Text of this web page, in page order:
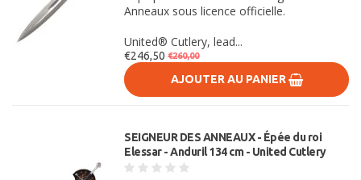
Anneaux sous licence officielle.
United® Cutlery, lead...
€246,50 €260,00
AJOUTER AU PANIER
SEIGNEUR DES ANNEAUX - Épée du roi
Elessar - Anduril 134 cm - United Cutlery